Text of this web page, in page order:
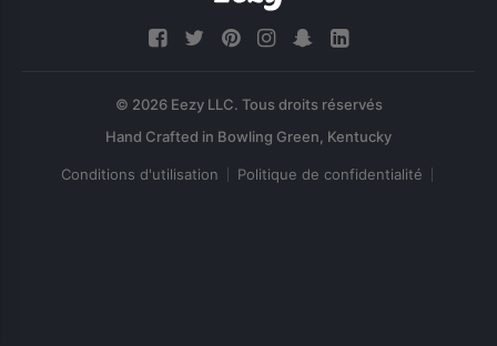
© 2026 Eezy LLC. Tous droits réservés
Conditions d'utilisation Politique de confidentialité